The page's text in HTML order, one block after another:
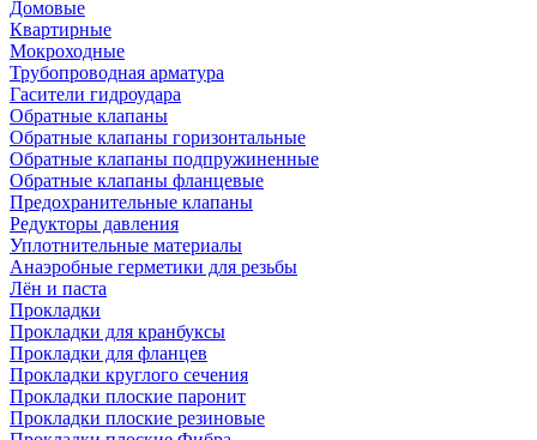
Домовые
Квартирные
Мокроходные
Трубопроводная арматура
Гасители гидроудара
Обратные клапаны
Обратные клапаны горизонтальные
Обратные клапаны подпружиненные
Обратные клапаны фланцевые
Предохранительные клапаны
Редукторы давления
Уплотнительные материалы
Анаэробные герметики для резьбы
Лён и паста
Прокладки
Прокладки для кранбуксы
Прокладки для фланцев
Прокладки круглого сечения
Прокладки плоские паронит
Прокладки плоские резиновые